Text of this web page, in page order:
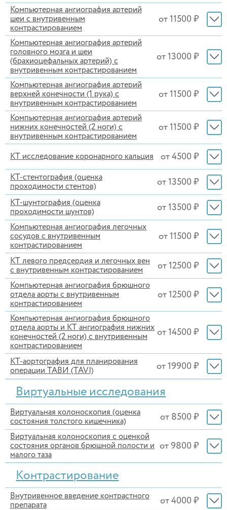
Компьютерная ангиография артерий
шеи с внутривенным
контрастированием
от 11500 ₽
Компьютерная ангиография артерий
головного мозга и шеи
(брахиоцефальных артерий) с
внутривенным контрастированием
от 13000 ₽
Компьютерная ангиография артерий
верхней конечности (1 рука) с
внутривенным контрастированием
от 11500 ₽
Компьютерная ангиография артерий
нижних конечностей (2 ноги) с
внутривенным контрастированием
от 11500 ₽
КТ исследование коронарного кальция от 4500 ₽
КТ-стентография (оценка
проходимости стентов)
от 13500 ₽
КТ-шунтография (оценка
проходимости шунтов)
от 13500 ₽
Компьютерная ангиография легочных
сосудов с внутривенным
контрастированием
от 11500 ₽
КТ левого предсердия и легочных вен
с внутривенным контрастированием
от 12500 ₽
Компьютерная ангиография брюшного
отдела аорты с внутривенным
контрастированием
от 12500 ₽
Компьютерная ангиография брюшного
отдела аорты и КТ ангиография нижних
конечностей (2 ноги) с внутривенным
контрастированием
от 14500 ₽
КТ-аортография для планирования
операции ТАВИ (TAVI)
от 19900 ₽
Виртуальные исследования
Виртуальная колоноскопия (оценка
состояния толстого кишечника)
от 8500 ₽
Виртуальная колоноскопия с оценкой
состояния органов брюшной полости и
малого таза
от 9800 ₽
Контрастирование
Внутривенное введение контрастного
препарата
от 4000 ₽